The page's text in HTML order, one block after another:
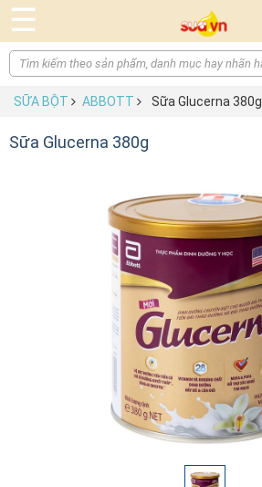
☰
SỮA BỘT ABBOTT Sữa Glucerna 380g
Sữa Glucerna 380g